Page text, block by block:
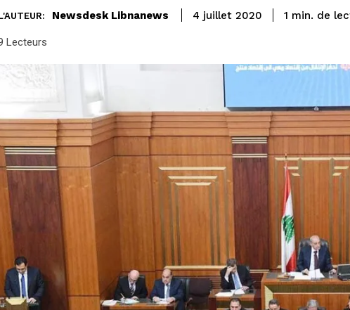
Newsdesk Libnanews 4 juillet 2020 1 min. de
Lecteurs